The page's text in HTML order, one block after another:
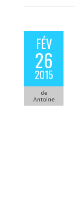
FÉV
26
2015
de
Antoine